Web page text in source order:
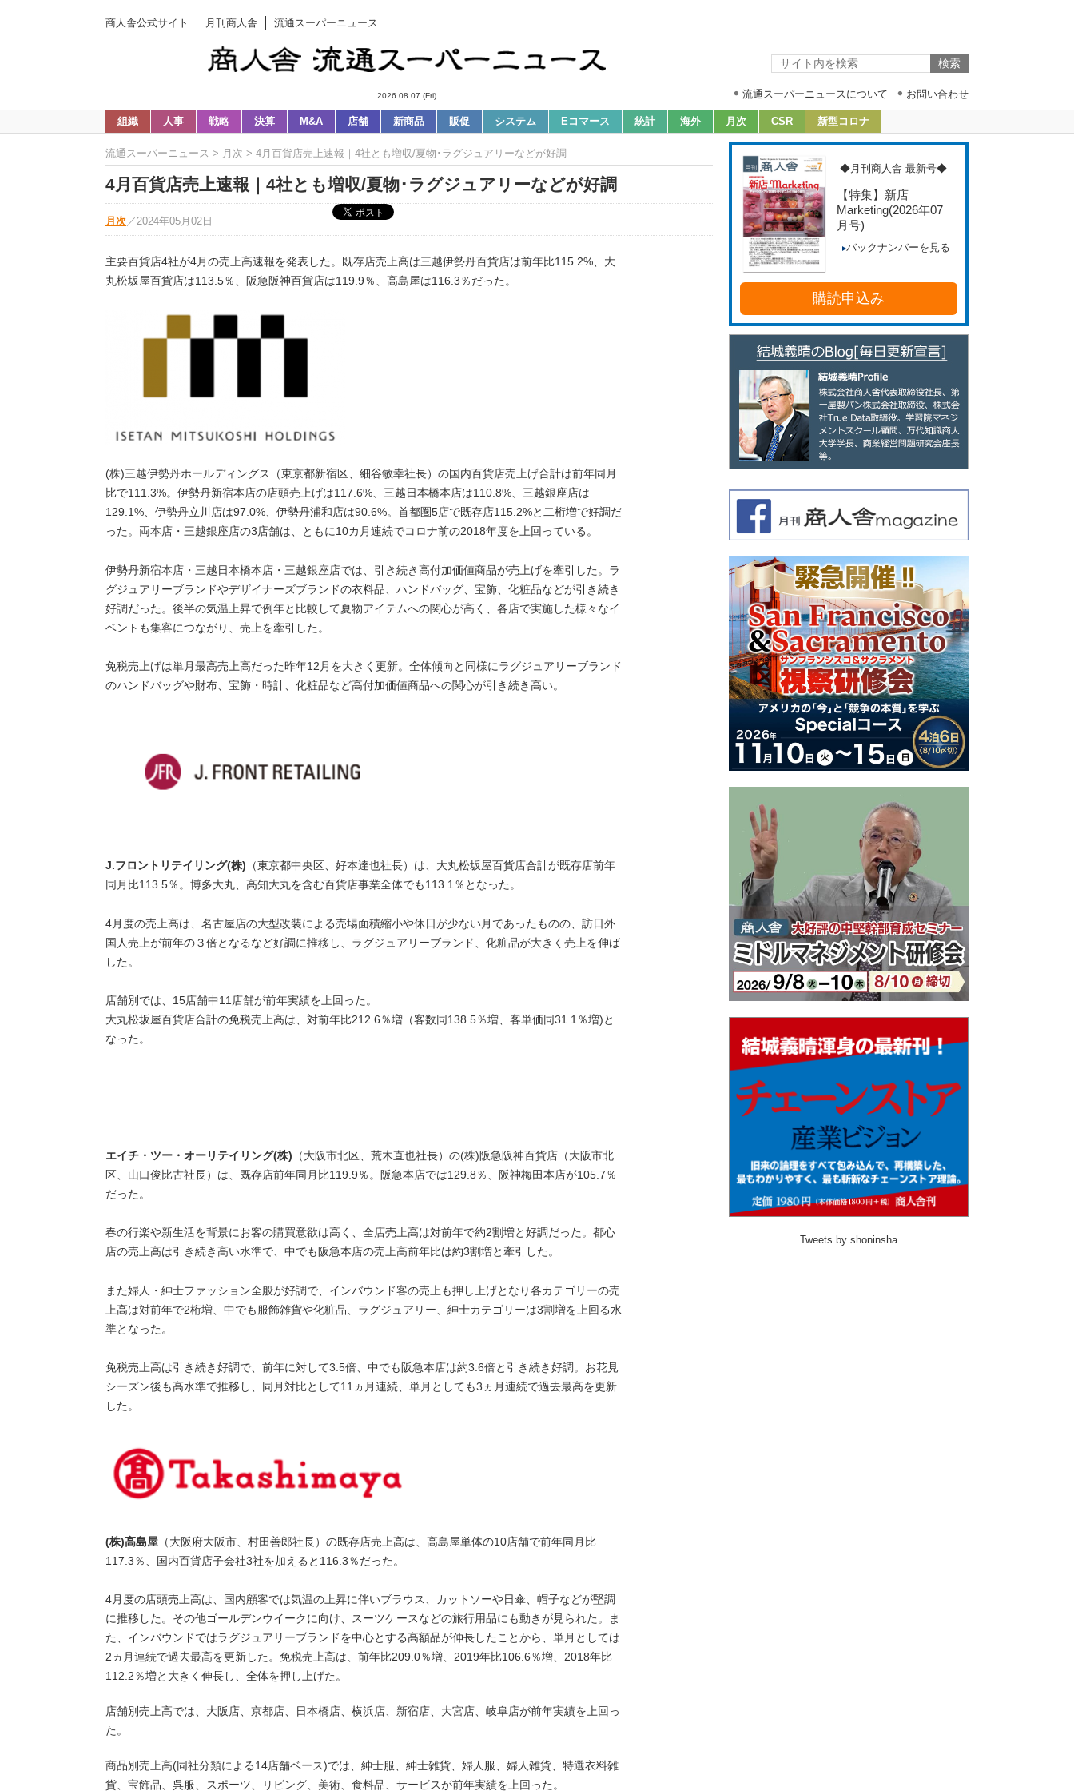
商人舎公式サイト 月刊商人舎 流通スーパーニュース
2026.08.07 (Fri) 流通スーパーニュースについて お問い合わせ
組織 人事 戦略 決算 M&A 店舗 新商品 販促 システム Eコマース 統計 海外 月次 CSR 新型コロナ
流通スーパーニュース > 月次 > 4月百貨店売上速報｜4社とも増収/夏物･ラグジュアリーなどが好調
4月百貨店売上速報｜4社とも増収/夏物･ラグジュアリーなどが好調
月次 ／ 2024年05月02日
主要百貨店4社が4月の売上高速報を発表した。既存店売上高は三越伊勢丹百貨店は前年比115.2%、大
丸松坂屋百貨店は113.5％、阪急阪神百貨店は119.9％、高島屋は116.3％だった。
(株)三越伊勢丹ホールディングス（東京都新宿区、細谷敏幸社長）の国内百貨店売上げ合計は前年同月
比で111.3%。伊勢丹新宿本店の店頭売上げは117.6%、三越日本橋本店は110.8%、三越銀座店は
129.1%、伊勢丹立川店は97.0%、伊勢丹浦和店は90.6%。首都圏5店で既存店115.2%と二桁増で好調だ
った。両本店・三越銀座店の3店舗は、ともに10カ月連続でコロナ前の2018年度を上回っている。
伊勢丹新宿本店・三越日本橋本店・三越銀座店では、引き続き高付加価値商品が売上げを牽引した。ラ
グジュアリーブランドやデザイナーズブランドの衣料品、ハンドバッグ、宝飾、化粧品などが引き続き
好調だった。後半の気温上昇で例年と比較して夏物アイテムへの関心が高く、各店で実施した様々なイ
ベントも集客につながり、売上を牽引した。
免税売上げは単月最高売上高だった昨年12月を大きく更新。全体傾向と同様にラグジュアリーブランド
のハンドバッグや財布、宝飾・時計、化粧品など高付加価値商品への関心が引き続き高い。
J.フロントリテイリング(株) （東京都中央区、好本達也社長）は、大丸松坂屋百貨店合計が既存店前年
同月比113.5％。博多大丸、高知大丸を含む百貨店事業全体でも113.1％となった。
4月度の売上高は、名古屋店の大型改装による売場面積縮小や休日が少ない月であったものの、訪日外
国人売上が前年の３倍となるなど好調に推移し、ラグジュアリーブランド、化粧品が大きく売上を伸ば
した。
店舗別では、15店舗中11店舗が前年実績を上回った。
大丸松坂屋百貨店合計の免税売上高は、対前年比212.6％増（客数同138.5％増、客単価同31.1％増)と
なった。
エイチ・ツー・オーリテイリング(株) （大阪市北区、荒木直也社長）の(株)阪急阪神百貨店（大阪市北
区、山口俊比古社長）は、既存店前年同月比119.9％。阪急本店では129.8％、阪神梅田本店が105.7％
だった。
春の行楽や新生活を背景にお客の購買意欲は高く、全店売上高は対前年で約2割増と好調だった。都心
店の売上高は引き続き高い水準で、中でも阪急本店の売上高前年比は約3割増と牽引した。
また婦人・紳士ファッション全般が好調で、インバウンド客の売上も押し上げとなり各カテゴリーの売
上高は対前年で2桁増、中でも服飾雑貨や化粧品、ラグジュアリー、紳士カテゴリーは3割増を上回る水
準となった。
免税売上高は引き続き好調で、前年に対して3.5倍、中でも阪急本店は約3.6倍と引き続き好調。お花見
シーズン後も高水準で推移し、同月対比として11ヵ月連続、単月としても3ヵ月連続で過去最高を更新
した。
(株)高島屋 （大阪府大阪市、村田善郎社長）の既存店売上高は、高島屋単体の10店舗で前年同月比
117.3％、国内百貨店子会社3社を加えると116.3％だった。
4月度の店頭売上高は、国内顧客では気温の上昇に伴いブラウス、カットソーや日傘、帽子などが堅調
に推移した。その他ゴールデンウイークに向け、スーツケースなどの旅行用品にも動きが見られた。ま
た、インバウンドではラグジュアリーブランドを中心とする高額品が伸長したことから、単月としては
2ヵ月連続で過去最高を更新した。免税売上高は、前年比209.0％増、2019年比106.6％増、2018年比
112.2％増と大きく伸長し、全体を押し上げた。
店舗別売上高では、大阪店、京都店、日本橋店、横浜店、新宿店、大宮店、岐阜店が前年実績を上回っ
た。
商品別売上高(同社分類による14店舗ベース)では、紳士服、紳士雑貨、婦人服、婦人雑貨、特選衣料雑
貨、宝飾品、呉服、スポーツ、リビング、美術、食料品、サービスが前年実績を上回った。
◆月刊商人舎 最新号◆
【特集】新店
Marketing(2026年07
月号)
バックナンバーを見る
購読申込み
Tweets by shoninsha